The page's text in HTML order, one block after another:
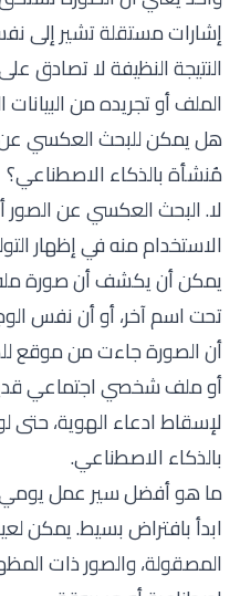
إشارات مستقلة تشير إلى
النتيجة النظيفة لا تصادق
الملف أو تجريده من
هل يمكن للبحث العكسي عن
مُنشأة بالذكاء الاصطناعي؟
لا. البحث العكسي عن
الاستخدام منه في إظهار
يمكن أن يكشف أن صورة
تحت اسم آخر، أو أن نفس
أن الصورة جاءت من موقع
أو ملف شخصي اجتماعي
لإسقاط ادعاء الهوية، حتى
بالذكاء الاصطناعي.
ما هو أفضل سير عمل
ابدأ بافتراض بسيط. يمكن
المصقولة، والصور ذات